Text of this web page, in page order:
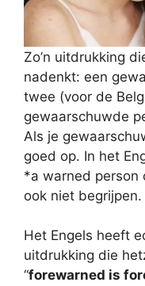
Zo’n uitdrukking
nadenkt: een
twee (voor de
gewaarschuwde
Als je
goed op. In het
*a warned person
ook niet begrijpen.
Het Engels heeft
uitdrukking die
“forewarned is